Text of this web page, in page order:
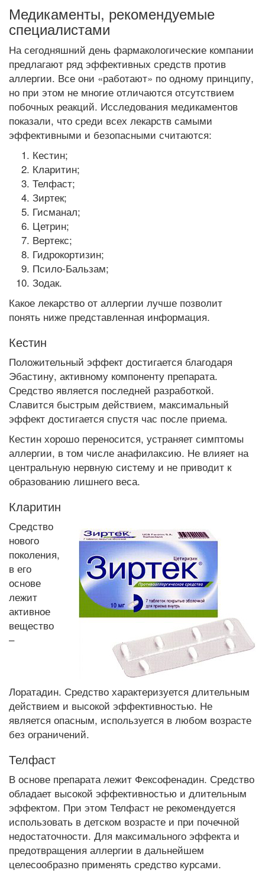
Медикаменты, рекомендуемые
специалистами
На сегодняшний день фармакологические компании
предлагают ряд эффективных средств против
аллергии. Все они «работают» по одному принципу,
но при этом не многие отличаются отсутствием
побочных реакций. Исследования медикаментов
показали, что среди всех лекарств самыми
эффективными и безопасными считаются:
Кестин;
Кларитин;
Телфаст;
Зиртек;
Гисманал;
Цетрин;
Вертекс;
Гидрокортизин;
Псило-Бальзам;
Зодак.
Какое лекарство от аллергии лучше позволит
понять ниже представленная информация.
Кестин
Положительный эффект достигается благодаря
Эбастину, активному компоненту препарата.
Средство является последней разработкой.
Славится быстрым действием, максимальный
эффект достигается спустя час после приема.
Кестин хорошо переносится, устраняет симптомы
аллергии, в том числе анафилаксию. Не влияет на
центральную нервную систему и не приводит к
образованию лишнего веса.
Кларитин
Средство
нового
поколения,
в его
основе
лежит
активное
вещество
–
Лоратадин. Средство характеризуется длительным
действием и высокой эффективностью. Не
является опасным, используется в любом возрасте
без ограничений.
Телфаст
В основе препарата лежит Фексофенадин. Средство
обладает высокой эффективностью и длительным
эффектом. При этом Телфаст не рекомендуется
использовать в детском возрасте и при почечной
недостаточности. Для максимального эффекта и
предотвращения аллергии в дальнейшем
целесообразно применять средство курсами.